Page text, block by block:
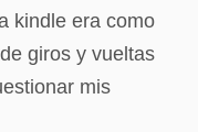
kindle era como
giros y vueltas
mis